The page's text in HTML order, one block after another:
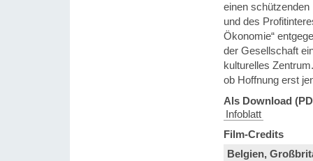
einen
und des
Ökonomie“
der Gesellschaft
kulturelles
ob Hoffnung erst
Als Download
Infoblatt
Film-Credits
Belgien,